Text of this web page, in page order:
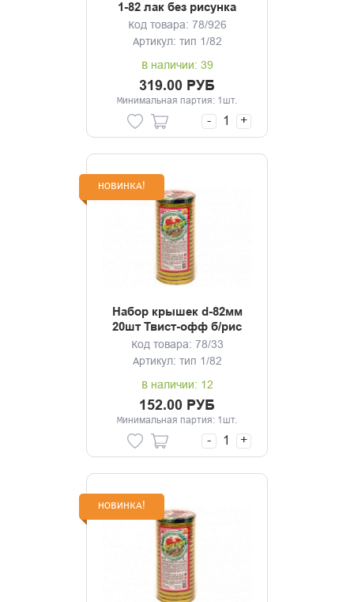
1-82 лак без рисунка
Дачный сезон
Код товара: 78/926
Артикул: тип 1/82
В наличии: 39
319.00 РУБ
Минимальная партия: 1шт.
- +
НОВИНКА!
Набор крышек d-82мм
20шт Твист-офф б/рис
Золото
Код товара: 78/33
Артикул: тип 1/82
В наличии: 12
152.00 РУБ
Минимальная партия: 1шт.
- +
НОВИНКА!